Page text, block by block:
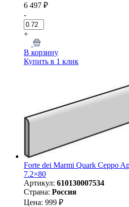
6 497 ₽
-
+
В корзину
Купить в 1 клик
Forte dei Marmi Quark Ceppo
7.2×80
Артикул: 610130007534
Страна: Россия
Цена: 999 ₽